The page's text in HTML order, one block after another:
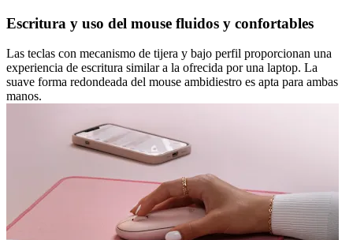
Escritura y uso del mouse fluidos y confortables
Las teclas con mecanismo de tijera y bajo perfil proporcionan una
experiencia de escritura similar a la ofrecida por una laptop. La
suave forma redondeada del mouse ambidiestro es apta para ambas
manos.